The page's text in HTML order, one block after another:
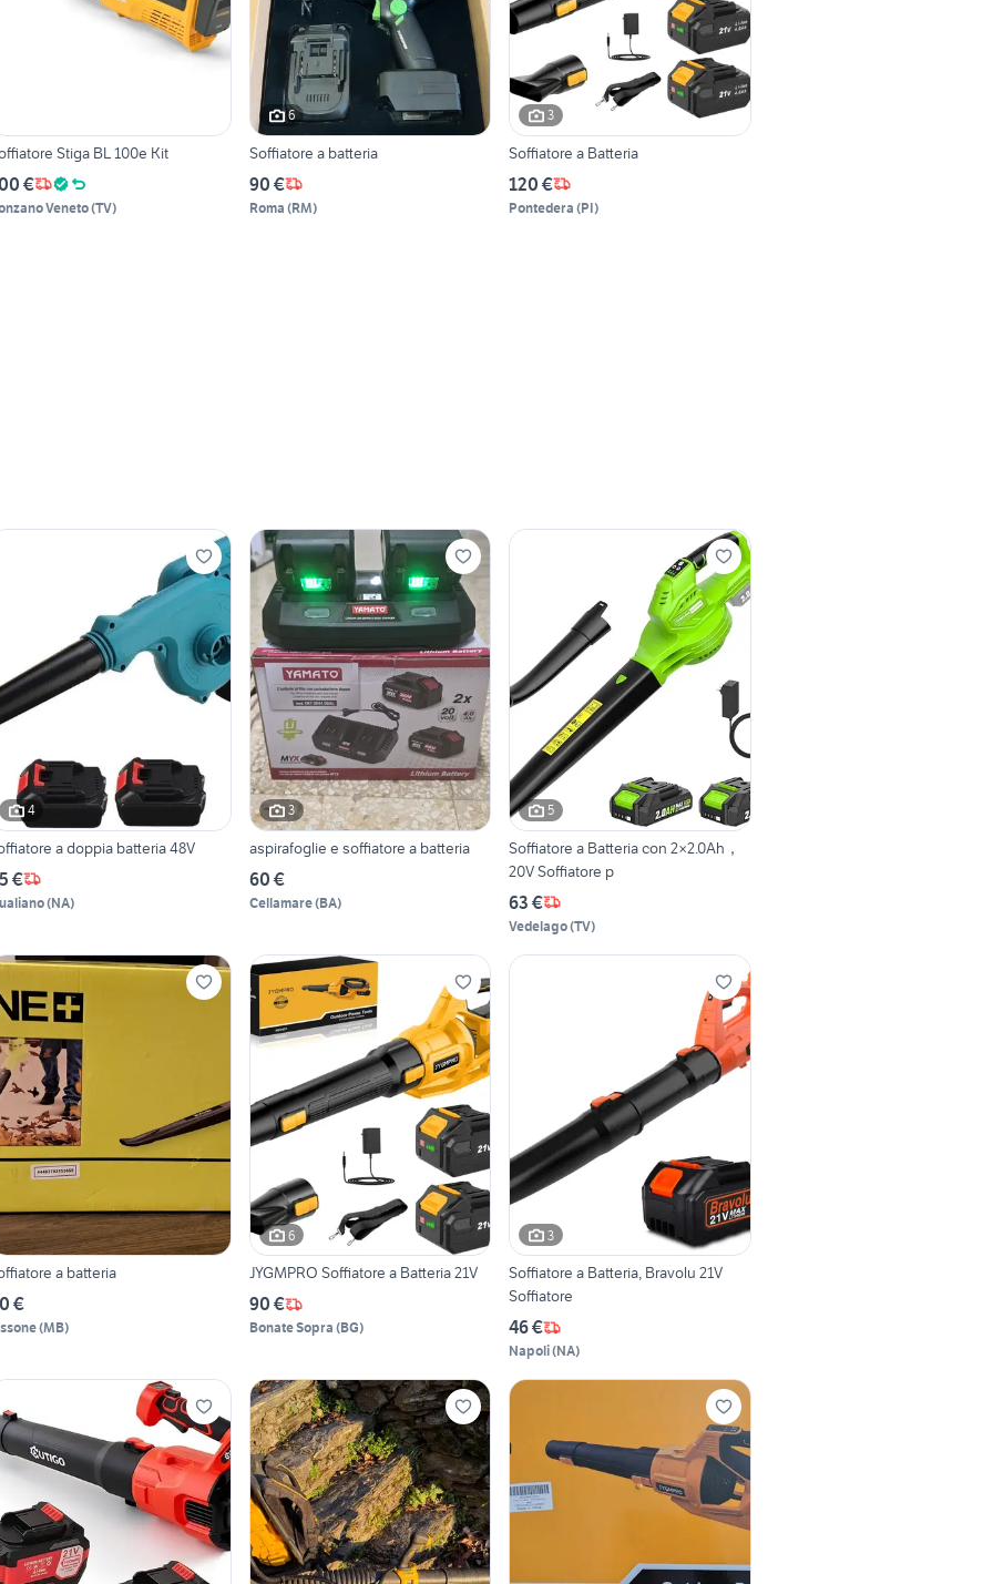
Stiga BL 100e Kit
€
Veneto(TV)
6
Soffiatore a batteria
90 €
Roma (RM)
3
Soffiatore a Batteria
120 €
Pontedera (PI)
4
a doppia batteria 48V
€
(NA)
3
aspirafoglie e soffiatore a batteria
60 €
Cellamare(BA)
5
Soffiatore a Batteria con 2×2.0Ah，
20V Soffiatore p
63 €
Vedelago(TV)
a batteria
€
(MB)
6
JYGMPRO Soffiatore a Batteria 21V
90 €
Bonate Sopra (BG)
3
Soffiatore a Batteria, Bravolu 21V
Soffiatore
46 €
Napoli(NA)